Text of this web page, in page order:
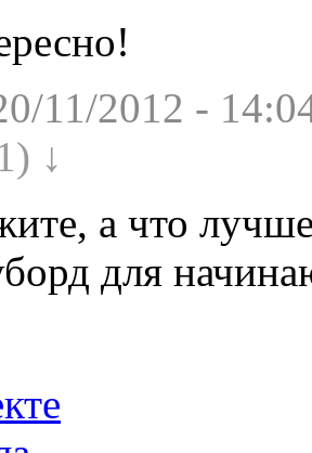
11/2012 -
↓
а что
для